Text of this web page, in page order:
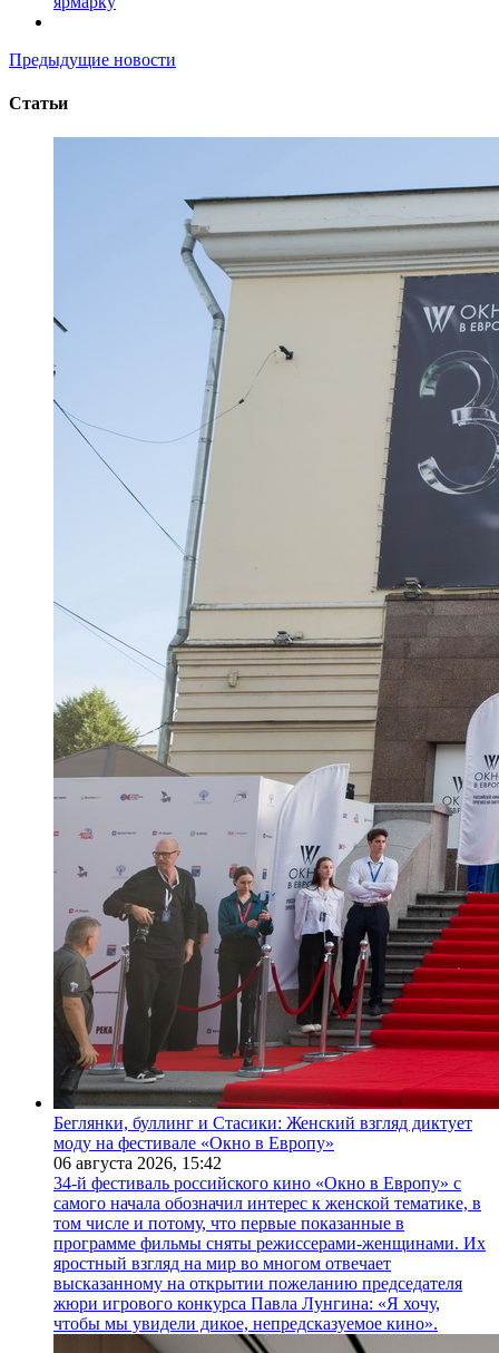
Предыдущие новости
Статьи
Беглянки, буллинг и Стасики: Женский взгляд диктует
моду на фестивале «Окно в Европу»
06 августа 2026, 15:42
34-й фестиваль российского кино «Окно в Европу» с
самого начала обозначил интерес к женской тематике, в
том числе и потому, что первые показанные в
программе фильмы сняты режиссерами-женщинами. Их
яростный взгляд на мир во многом отвечает
высказанному на открытии пожеланию председателя
жюри игрового конкурса Павла Лунгина: «Я хочу,
чтобы мы увидели дикое, непредсказуемое кино».